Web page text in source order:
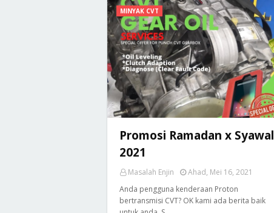
MINYAK CVT
Promosi Ramadan x Syawal
2021
Masalah Enjin
Ahad, Mei 16, 2021
Anda pengguna kenderaan Proton
bertransmisi CVT? OK kami ada berita baik